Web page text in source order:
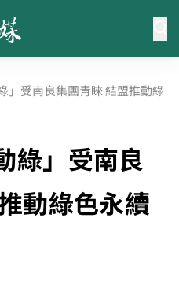
」受南良集團青睞 結盟推動綠
」受南良
動綠色永續